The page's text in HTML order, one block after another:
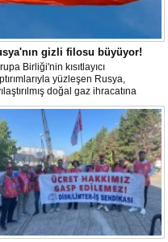
gizli filosu büyüyor!
Birliği'nin kısıtlayıcı
yüzleşen Rusya,
doğal gaz ihracatına
edebilmek için gizli bir filo